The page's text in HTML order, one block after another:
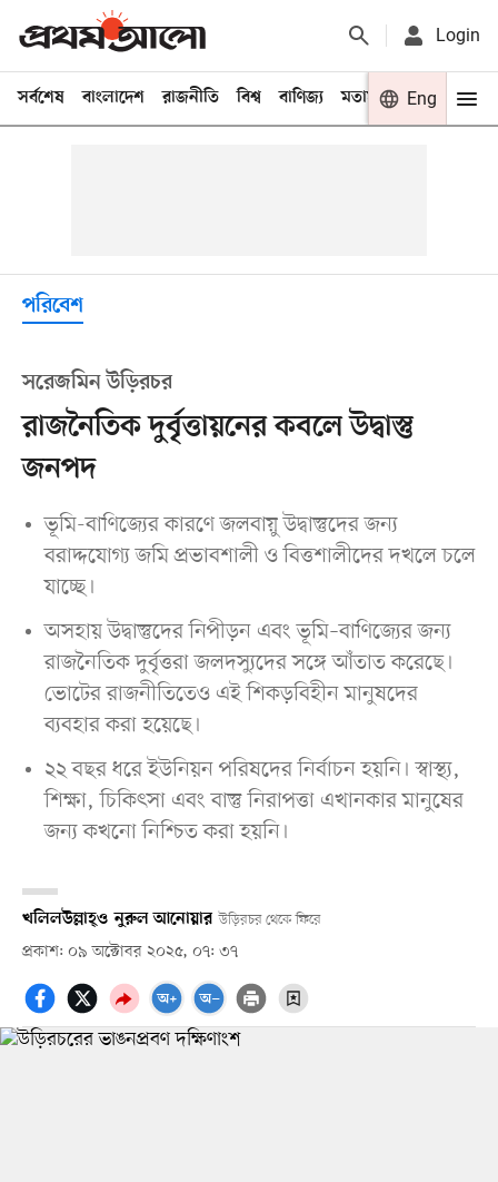
Login
সর্বশেষ বাংলাদেশ রাজনীতি বিশ্ব বাণিজ্য মতামত খেলা
Eng
পরিবেশ
সরেজমিন উড়িরচর
রাজনৈতিক দুর্বৃত্তায়নের কবলে উদ্বাস্তু
জনপদ
ভূমি-বাণিজ্যের কারণে জলবায়ু উদ্বাস্তুদের জন্য
বরাদ্দযোগ্য জমি প্রভাবশালী ও বিত্তশালীদের দখলে চলে
যাচ্ছে।
অসহায় উদ্বাস্তুদের নিপীড়ন এবং ভূমি–বাণিজ্যের জন্য
রাজনৈতিক দুর্বৃত্তরা জলদস্যুদের সঙ্গে আঁতাত করেছে।
ভোটের রাজনীতিতেও এই শিকড়বিহীন মানুষদের
ব্যবহার করা হয়েছে।
২২ বছর ধরে ইউনিয়ন পরিষদের নির্বাচন হয়নি। স্বাস্থ্য,
শিক্ষা, চিকিৎসা এবং বাস্তু নিরাপত্তা এখানকার মানুষের
জন্য কখনো নিশ্চিত করা হয়নি।
খলিলউল্লাহ্‌ও নুরুল আনোয়ার উড়িরচর থেকে ফিরে
প্রকাশ: ০৯ অক্টোবর ২০২৫, ০৭: ৩৭